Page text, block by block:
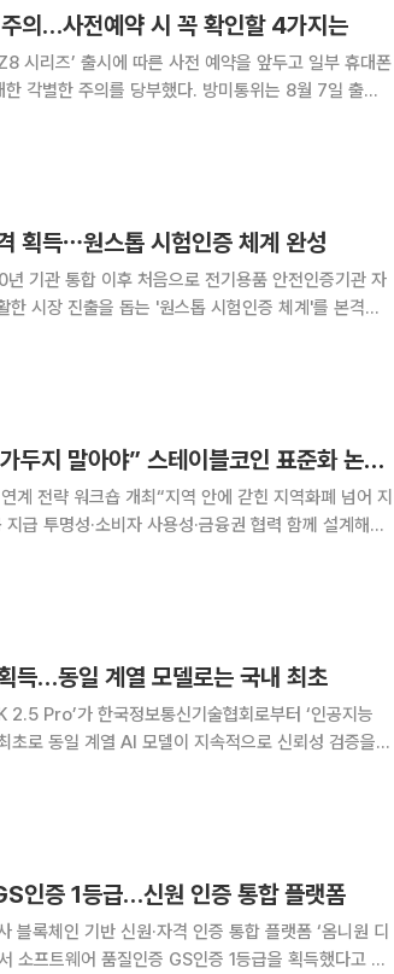
의…사전예약 시 꼭 확인할 4가지는
시리즈’ 출시에 따른 사전 예약을 앞두고 일부 휴대폰
당부했다. 방미통위는 8월 7일 출시
등에 대한 과장광
획득⋯원스톱 시험인증 체계 완성
기관 통합 이후 처음으로 전기용품 안전인증기관 자
한 시장 진출을 돕는 '원스톱 시험인증 체계'를 본격적
용품 안전인증기관
[넥스블록]“지역화폐, 지역 안에 가두지 말아야” 스테이블코인 표준화 논의 본격화
계 전략 워크숍 개최“지역 안에 갇힌 지역화폐 넘어 지
급 투명성·소비자 사용성·금융권 협력 함께 설계해
득…동일 계열 모델로는 국내 최초
2.5 Pro’가 한국정보통신기술협회로부터 ‘인공지능
로 동일 계열 AI 모델이 지속적으로 신뢰성 검증을
인증 1등급…신원 인증 통합 플랫폼
블록체인 기반 신원·자격 인증 통합 플랫폼 ‘옴니원 디
소프트웨어 품질인증 GS인증 1등급을 획득했다고 7